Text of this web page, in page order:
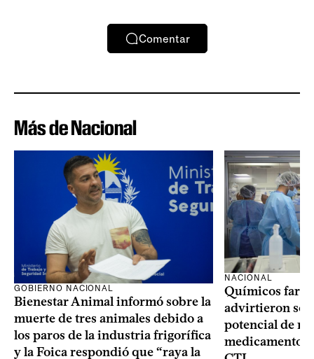
Comentar
Más de Nacional
GOBIERNO NACIONAL
Bienestar Animal informó sobre la
muerte de tres animales debido a
los paros de la industria frigorífica
y la Foica respondió que “raya la
NACIONAL
Químicos
advirtieron
potencial de
medicamentos